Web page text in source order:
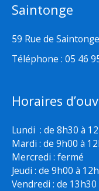
Saintonge
59 Rue de
Téléphone : 05 46
Horaires
Lundi : de 8h30 à
Mardi : de 9h00 à
Mercredi : fermé
Jeudi : de 9h00 à
Vendredi : de 13h30